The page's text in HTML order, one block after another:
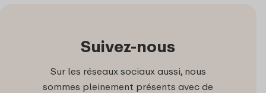
Suivez-nous
Sur les réseaux sociaux aussi, nous
sommes pleinement présents avec de